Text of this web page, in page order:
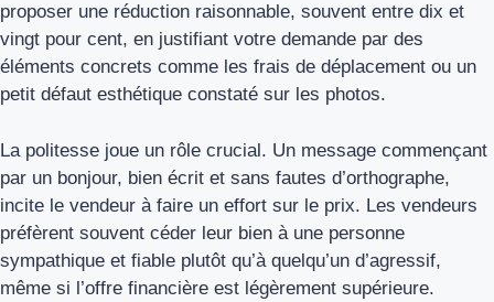
proposer une réduction raisonnable, souvent entre dix et
vingt pour cent, en justifiant votre demande par des
éléments concrets comme les frais de déplacement ou un
petit défaut esthétique constaté sur les photos.
La politesse joue un rôle crucial. Un message commençant
par un bonjour, bien écrit et sans fautes d’orthographe,
incite le vendeur à faire un effort sur le prix. Les vendeurs
préfèrent souvent céder leur bien à une personne
sympathique et fiable plutôt qu’à quelqu’un d’agressif,
même si l’offre financière est légèrement supérieure.